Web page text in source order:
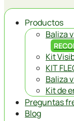
Productos
Baliza
Kit
KIT
Baliza
Kit de
Preguntas
Blog